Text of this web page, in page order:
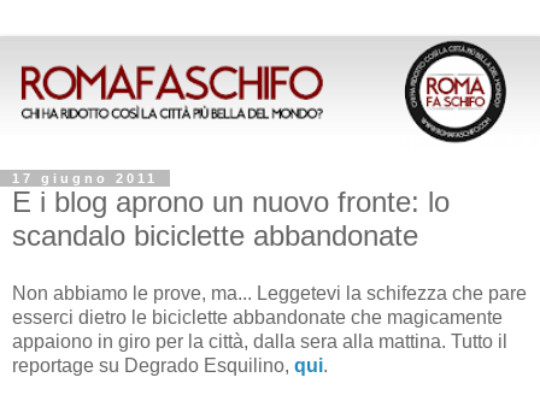
17 giugno 2011
E i blog aprono un nuovo fronte: lo
scandalo biciclette abbandonate
Non abbiamo le prove, ma... Leggetevi la schifezza che pare
esserci dietro le biciclette abbandonate che magicamente
appaiono in giro per la città, dalla sera alla mattina. Tutto il
reportage su Degrado Esquilino, qui.